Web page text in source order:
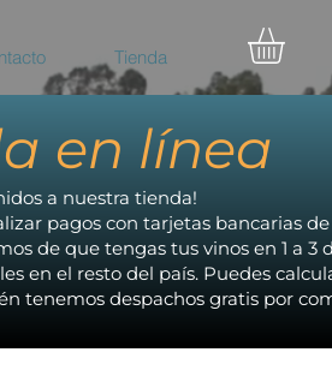
Tienda
en línea
a nuestra tienda!
pagos con tarjetas bancarias
de que tengas tus vinos en 1 a 3
en el resto del país. Puedes
tenemos despachos gratis por